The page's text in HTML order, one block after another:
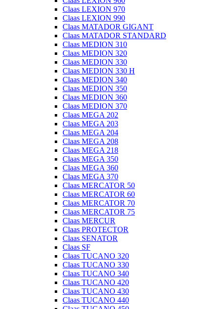
Claas LEXION 970
Claas LEXION 990
Claas MATADOR GIGANT
Claas MATADOR STANDARD
Claas MEDION 310
Claas MEDION 320
Claas MEDION 330
Claas MEDION 330 H
Claas MEDION 340
Claas MEDION 350
Claas MEDION 360
Claas MEDION 370
Claas MEGA 202
Claas MEGA 203
Claas MEGA 204
Claas MEGA 208
Claas MEGA 218
Claas MEGA 350
Claas MEGA 360
Claas MEGA 370
Claas MERCATOR 50
Claas MERCATOR 60
Claas MERCATOR 70
Claas MERCATOR 75
Claas MERCUR
Claas PROTECTOR
Claas SENATOR
Claas SF
Claas TUCANO 320
Claas TUCANO 330
Claas TUCANO 340
Claas TUCANO 420
Claas TUCANO 430
Claas TUCANO 440